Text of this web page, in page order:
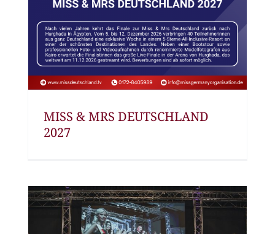
MISS & MRS DEUTSCHLAND
2027